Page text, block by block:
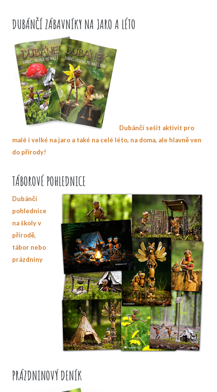
DUBÁNČÍ ZÁBAVNÍKY NA JARO A LÉTO
Dubánčí sešit aktivit pro
malé i velké na jaro a také na celé léto, na doma, ale hlavně ven
do přírody!
TÁBOROVÉ POHLEDNICE
Dubánčí
pohlednice
na školy v
přírodě,
tábor nebo
prázdniny
PRÁZDNINOVÝ DENÍK